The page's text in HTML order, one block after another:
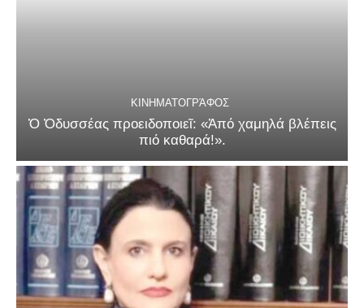
ΚΙΝΗΜΑΤΟΓΡΆΦΟΣ
Ὁ Ὀδυσσέας προειδοποιεῖ: «Ἀπό χαμηλά βλέπεις
πιό καθαρά!».